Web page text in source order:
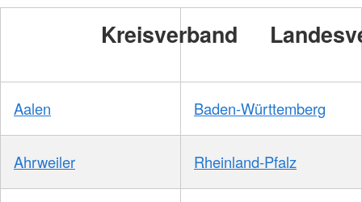
Kreisverband
Aalen Baden-Württemberg
Ahrweiler Rheinland-Pfalz
GmbH